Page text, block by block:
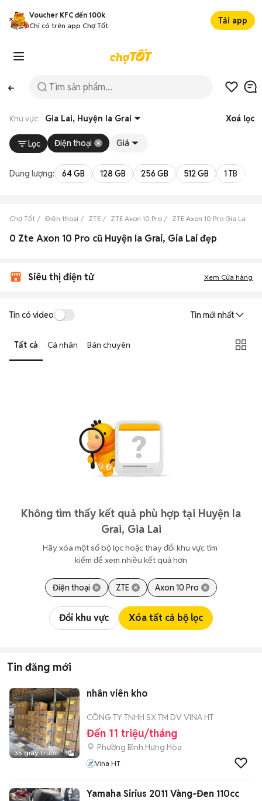
Voucher KFC đến 100k
Chỉ có trên app Chợ Tốt
Tải app
Khu vực: Gia Lai, Huyện Ia Grai Xoá lọc
Lọc Điện thoại Giá
Dung lượng: 64 GB 128 GB 256 GB 512 GB 1 TB
Chợ Tốt Điện thoại ZTE ZTE Axon 10 Pro ZTE Axon 10 Pro Gia Lai
0 Zte Axon 10 Pro cũ Huyện Ia Grai, Gia Lai đẹp
Siêu thị điện tử Xem Cửa hàng
Tin có video Tin mới nhất
Tất cả Cá nhân Bán chuyên
Không tìm thấy kết quả phù hợp tại Huyện Ia
Grai, Gia Lai
Hãy xóa một số bộ lọc hoặc thay đổi khu vực tìm
kiếm để xem nhiều kết quả hơn
Điện thoại ZTE Axon 10 Pro
Đổi khu vực Xóa tất cả bộ lọc
Tin đăng mới
35 giây trước 1
nhân viên kho
CÔNG TY TNHH SX TM DV VINA HT
Đến 11 triệu/tháng
Phường Bình Hưng Hòa
Vina HT
Yamaha Sirius 2011 Vàng-Đen 110cc